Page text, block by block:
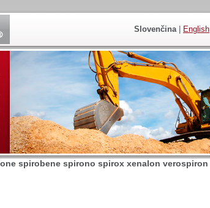
Slovenčina| English
spirobene spirono spirox xenalon verospiron